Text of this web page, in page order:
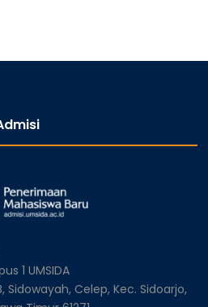
1 UMSIDA
Sidowayah, Celep, Kec. Sidoarjo,